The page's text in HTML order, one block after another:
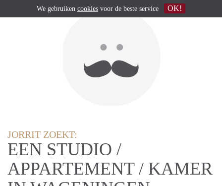
JORRIT ZOEKT:
EEN STUDIO /
APPARTEMENT / KAMER
We gebruiken cookies voor de beste service OK!